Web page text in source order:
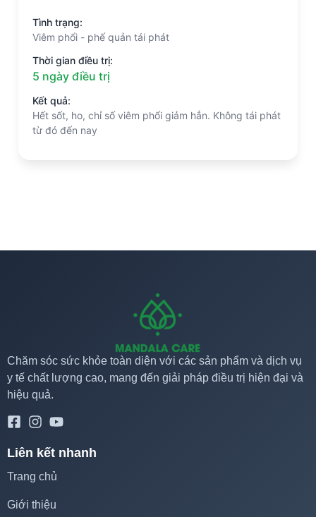
Tình trạng:
Viêm phổi - phế quản tái phát
Thời gian điều trị:
5 ngày điều trị
Kết quả:
Hết sốt, ho, chỉ số viêm phổi giảm hẳn. Không tái phát
từ đó đến nay
Chăm sóc sức khỏe toàn diện với các sản phẩm và dịch vụ
y tế chất lượng cao, mang đến giải pháp điều trị hiện đại và
hiệu quả.
Liên kết nhanh
Trang chủ
Giới thiệu